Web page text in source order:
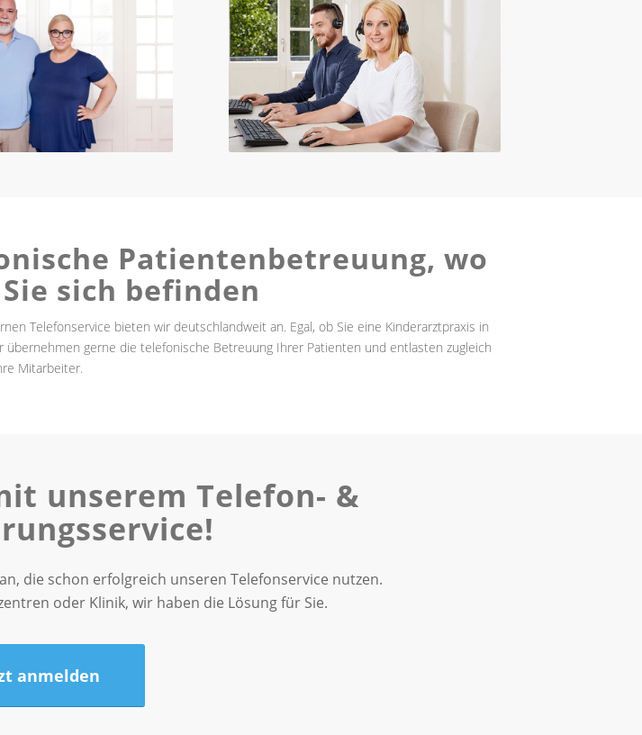
Patientenbetreuung, wo
sich befinden
Telefonservice bieten wir deutschlandweit an. Egal, ob Sie eine Kinderarztpraxis in
gerne die telefonische Betreuung Ihrer Patienten und entlasten zugleich
Mitarbeiter.
unserem Telefon- &
die schon erfolgreich unseren Telefonservice nutzen.
oder Klinik, wir haben die Lösung für Sie.
anmelden